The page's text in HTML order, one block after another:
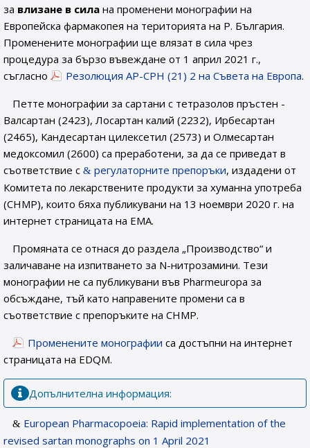
за влизане в сила на променени монографии на
Европейска фармакопея на територията на Р. България.
Променените монографии ще влязат в сила чрез
процедура за бързо въвеждане от 1 април 2021 г.,
съгласно
Резолюция AP-CPH (21) 2 на Съвета на Европа.
Петте монографии за сартани с тетразолов пръстен -
Валсартан (2423), Лосартан калий (2232), Ирбесартан
(2465), Кандесартан цилексетил (2573) и Олмесартан
медоксомил (2600) са преработени, за да се приведат в
съответствие с
регулаторните препоръки, издадени от
Комитета по лекарствените продукти за хуманна употреба
(CHMP), които бяха публикувани на 13 ноември 2020 г. на
интернет страницата на EMA.
Промяната се отнася до раздела „Производство“ и
заличаване на изпитването за N-нитрозамини. Тези
монографии не са публикувани във Pharmeuropa за
обсъждане, тъй като направените промени са в
съответствие с препоръките на CHMP.
Променените монографии са достъпни на интернет
страницата на EDQM.
Допълнителна информация:
European Pharmacopoeia: Rapid implementation of the
revised sartan monographs on 1 April 2021